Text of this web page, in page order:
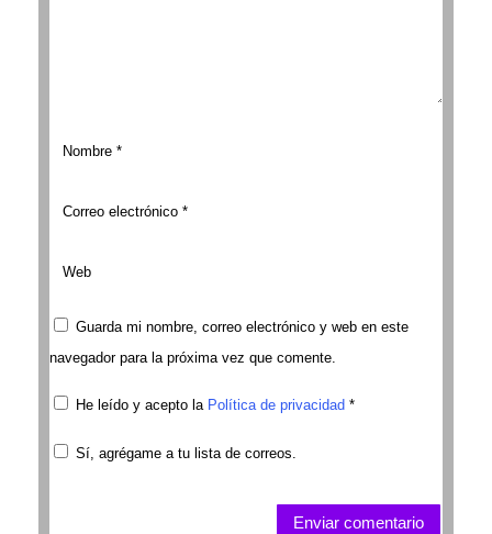
Guarda mi nombre, correo electrónico y web en este
navegador para la próxima vez que comente.
He leído y acepto la Política de privacidad *
Sí, agrégame a tu lista de correos.
Enviar comentario